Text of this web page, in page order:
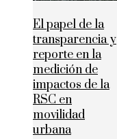
El papel de la
transparencia y
reporte en la
medición de
impactos de la
RSC en
movilidad
urbana